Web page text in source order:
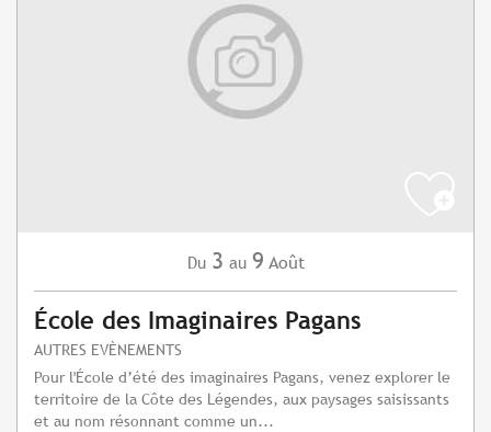
Du 3 au 9 Août
École des Imaginaires Pagans
AUTRES EVÈNEMENTS
Pour l'École d’été des imaginaires Pagans, venez explorer le
territoire de la Côte des Légendes, aux paysages saisissants
et au nom résonnant comme un...